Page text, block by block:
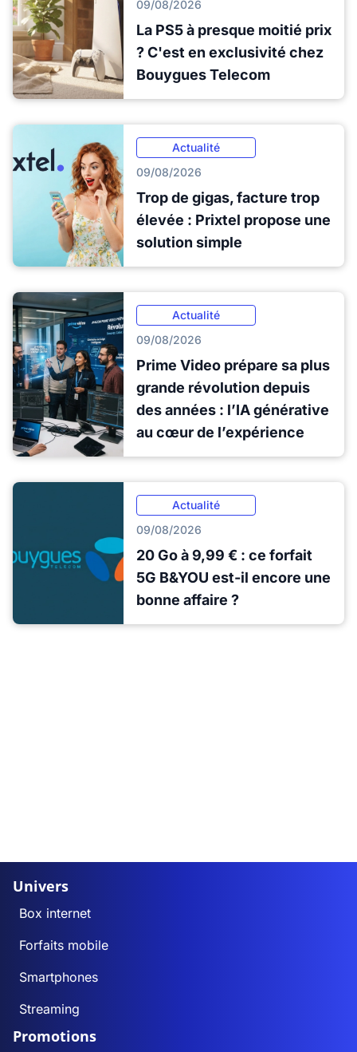
09/08/2026
La PS5 à presque moitié prix
? C'est en exclusivité chez
Bouygues Telecom
Actualité
09/08/2026
Trop de gigas, facture trop
élevée : Prixtel propose une
solution simple
Actualité
09/08/2026
Prime Video prépare sa plus
grande révolution depuis
des années : l’IA générative
au cœur de l’expérience
Actualité
09/08/2026
20 Go à 9,99 € : ce forfait
5G B&YOU est-il encore une
bonne affaire ?
Univers
Box internet
Forfaits mobile
Smartphones
Streaming
Promotions